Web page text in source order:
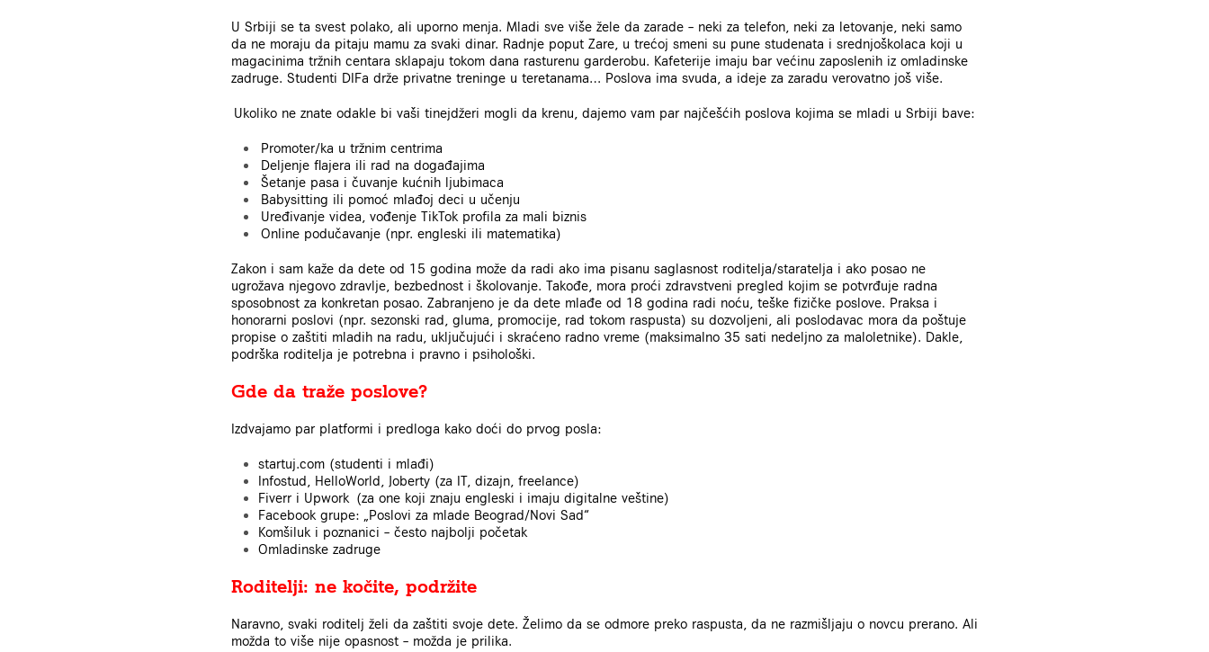
U Srbiji se ta svest polako, ali uporno menja. Mladi sve više žele da zarade – neki za telefon, neki za letovanje, neki samo
da ne moraju da pitaju mamu za svaki dinar. Radnje poput Zare, u trećoj smeni su pune studenata i srednjoškolaca koji u
magacinima tržnih centara sklapaju tokom dana rasturenu garderobu. Kafeterije imaju bar većinu zaposlenih iz omladinske
zadruge. Studenti DIFa drže privatne treninge u teretanama… Poslova ima svuda, a ideje za zaradu verovatno još više.
Ukoliko ne znate odakle bi vaši tinejdžeri mogli da krenu, dajemo vam par najčešćih poslova kojima se mladi u Srbiji bave:
Promoter/ka u tržnim centrima
Deljenje flajera ili rad na događajima
Šetanje pasa i čuvanje kućnih ljubimaca
Babysitting ili pomoć mlađoj deci u učenju
Uređivanje videa, vođenje TikTok profila za mali biznis
Online podučavanje (npr. engleski ili matematika)
Zakon i sam kaže da dete od 15 godina može da radi ako ima pisanu saglasnost roditelja/staratelja i ako posao ne
ugrožava njegovo zdravlje, bezbednost i školovanje. Takođe, mora proći zdravstveni pregled kojim se potvrđuje radna
sposobnost za konkretan posao. Zabranjeno je da dete mlađe od 18 godina radi noću, teške fizičke poslove. Praksa i
honorarni poslovi (npr. sezonski rad, gluma, promocije, rad tokom raspusta) su dozvoljeni, ali poslodavac mora da poštuje
propise o zaštiti mladih na radu, uključujući i skraćeno radno vreme (maksimalno 35 sati nedeljno za maloletnike). Dakle,
podrška roditelja je potrebna i pravno i psihološki.
Gde da traže poslove?
Izdvajamo par platformi i predloga kako doći do prvog posla:
startuj.com (studenti i mlađi)
Infostud, HelloWorld, Joberty (za IT, dizajn, freelance)
Fiverr i Upwork (za one koji znaju engleski i imaju digitalne veštine)
Facebook grupe: „Poslovi za mlade Beograd/Novi Sad“
Komšiluk i poznanici – često najbolji početak
Omladinske zadruge
Roditelji: ne kočite, podržite
Naravno, svaki roditelj želi da zaštiti svoje dete. Želimo da se odmore preko raspusta, da ne razmišljaju o novcu prerano. Ali
možda to više nije opasnost – možda je prilika.